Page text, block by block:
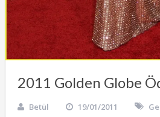
2011 Golden Globe
Betül 19/01/2011